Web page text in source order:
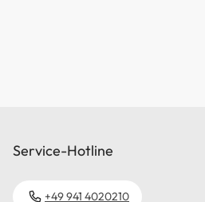
Service-Hotline
+49 941 4020210